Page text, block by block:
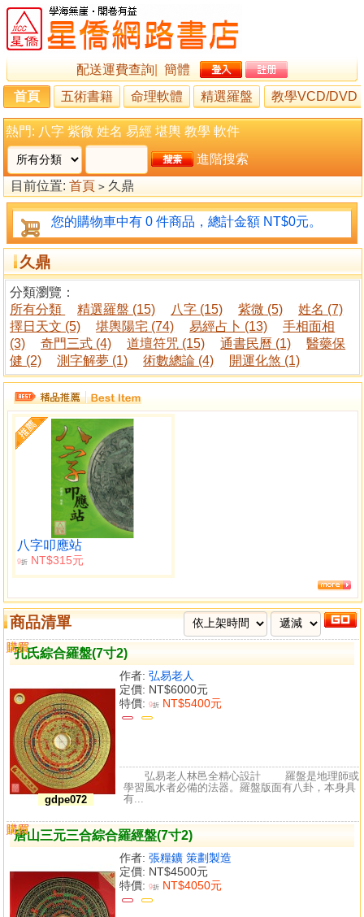
配送運費查詢
簡體
首頁
五術書籍 命理軟體 精選羅盤 教學VCD/DVD
熱門: 八字 紫微 姓名 易經 堪輿 教學 軟件
進階搜索
目前位置: 首頁 > 久鼎
您的購物車中有 0 件商品，總計金額 NT$0元。
久鼎
分類瀏覽：
所有分類
精選羅盤 (15) 八字 (15) 紫微 (5)
姓名 (7)
擇日天文 (5)
堪輿陽宅 (74) 易經占卜 (13)
手相面相
(3)
奇門三式 (4) 道壇符咒 (15) 通書民曆 (1)
醫藥保
健 (2)
測字解夢 (1) 術數總論 (4) 開運化煞 (1)
八字叩應站
9折 NT$315元
商品清單
孔氏綜合羅盤(7寸2)
gdpe072
作者: 弘易老人
定價: NT$6000元
特價: 9折 NT$5400元
購買
比較
弘易老人林邑全精心設計 羅盤是地理師或
學習風水者必備的法器。羅盤版面有八卦，本身具
有...
唐山三元三合綜合羅經盤(7寸2)
作者: 張糧鑛 策劃製造
定價: NT$4500元
特價: 9折 NT$4050元
購買
比較